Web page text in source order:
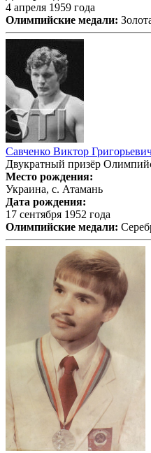
4 апреля 1959 года
Олимпийские медали:
Савченко Виктор
Двукратный призёр
Место рождения:
Украина, с. Атамань
Дата рождения:
17 сентября 1952 года
Олимпийские медали: